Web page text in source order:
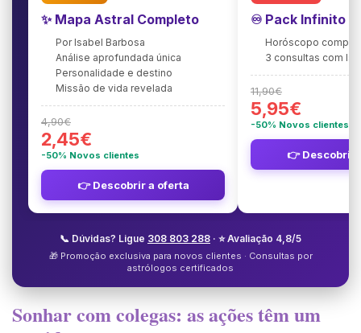
✨ Mapa Astral Completo
Por Isabel Barbosa
Análise aprofundada única
Personalidade e destino
Missão de vida revelada
4,90€
2,45€
-50% Novos clientes
👉 Descobrir a oferta
♾️ Pack Infinito
Horóscopo
3 consultas com
11,90€
5,95€
-50% Novos clientes
👉 Descobrir
📞 Dúvidas? Ligue 308 803 288 · ⭐ Avaliação 4,8/5
🎁 Promoção exclusiva para novos clientes · Consultas por
astrólogos certificados
Sonhar com colegas: as ações têm um